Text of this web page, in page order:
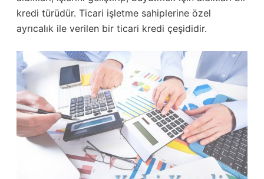
kredi türüdür. Ticari işletme sahiplerine özel
ayrıcalık ile verilen bir ticari kredi çeşididir.